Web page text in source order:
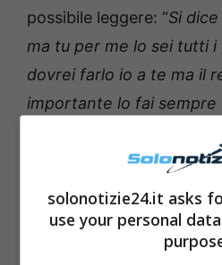
possibile leggere: “Si
ma tu per me lo sei tutti i
dovrei farlo io a te ma il
importante lo fai sempre
dovrebbero avere…
solonotizie24.it asks
use your personal